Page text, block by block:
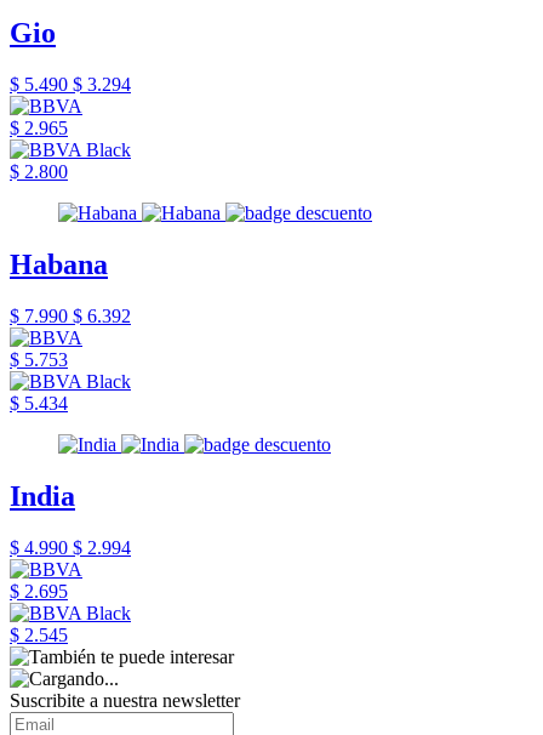
Gio
$ 5.490 $ 3.294
$ 2.965
$ 2.800
Habana
$ 7.990 $ 6.392
$ 5.753
$ 5.434
India
$ 4.990 $ 2.994
$ 2.695
$ 2.545
Suscribite a nuestra newsletter